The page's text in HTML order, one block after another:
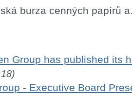
burza cenných papírů
Group has published its
- Executive Board